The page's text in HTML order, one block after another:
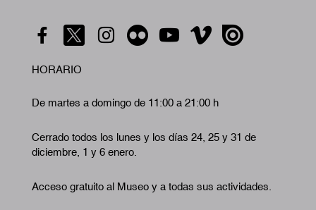
HORARIO
De martes a domingo de 11:00 a 21:00 h
Cerrado todos los lunes y los días 24, 25 y 31 de
diciembre, 1 y 6 enero.
Acceso gratuito al Museo y a todas sus actividades.